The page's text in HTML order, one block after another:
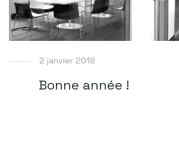
2 janvier 2018
Bonne année !